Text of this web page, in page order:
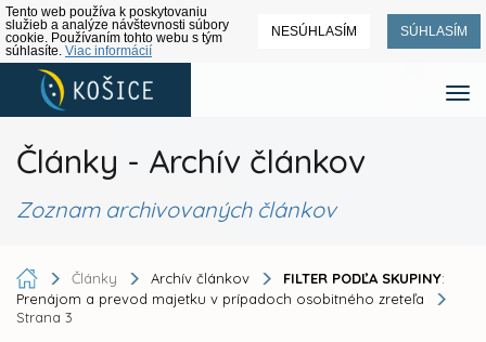
Tento web používa k poskytovaniu
služieb a analýze návštevnosti súbory
cookie. Používaním tohto webu s tým
súhlasíte. Viac informácií
NESÚHLASÍM SÚHLASÍM
Články - Archív článkov
Zoznam archivovaných článkov
Články Archív článkov FILTER PODĽA SKUPINY:
Prenájom a prevod majetku v prípadoch osobitného zreteľa
Strana 3